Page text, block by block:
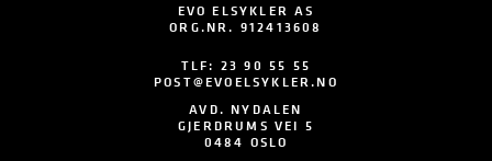
EVO ELSYKLER AS
ORG.NR. 912413608
TLF: 23 90 55 55
POST@EVOELSYKLER.NO
AVD. NYDALEN
GJERDRUMS VEI 5
0484 OSLO